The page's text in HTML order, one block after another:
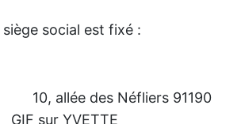
siège social est fixé :
10, allée des Néfliers 91190
GIF sur YVETTE